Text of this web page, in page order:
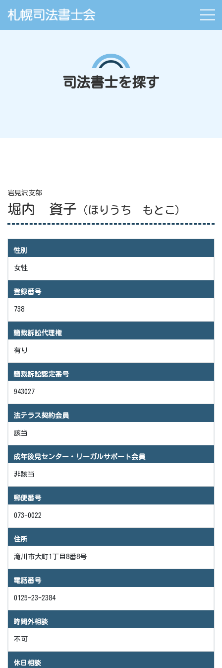
司法書士を探す
岩見沢支部
堀内 資子 （ほりうち もとこ）
性別
女性
登録番号
738
簡裁訴訟代理権
有り
簡裁訴訟認定番号
943027
法テラス契約会員
該当
成年後見センター・リーガルサポート会員
非該当
郵便番号
073-0022
住所
滝川市大町1丁目8番8号
電話番号
0125-23-2384
時間外相談
不可
休日相談